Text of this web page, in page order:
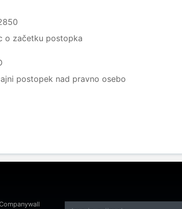
o začetku postopka
postopek nad pravno osebo